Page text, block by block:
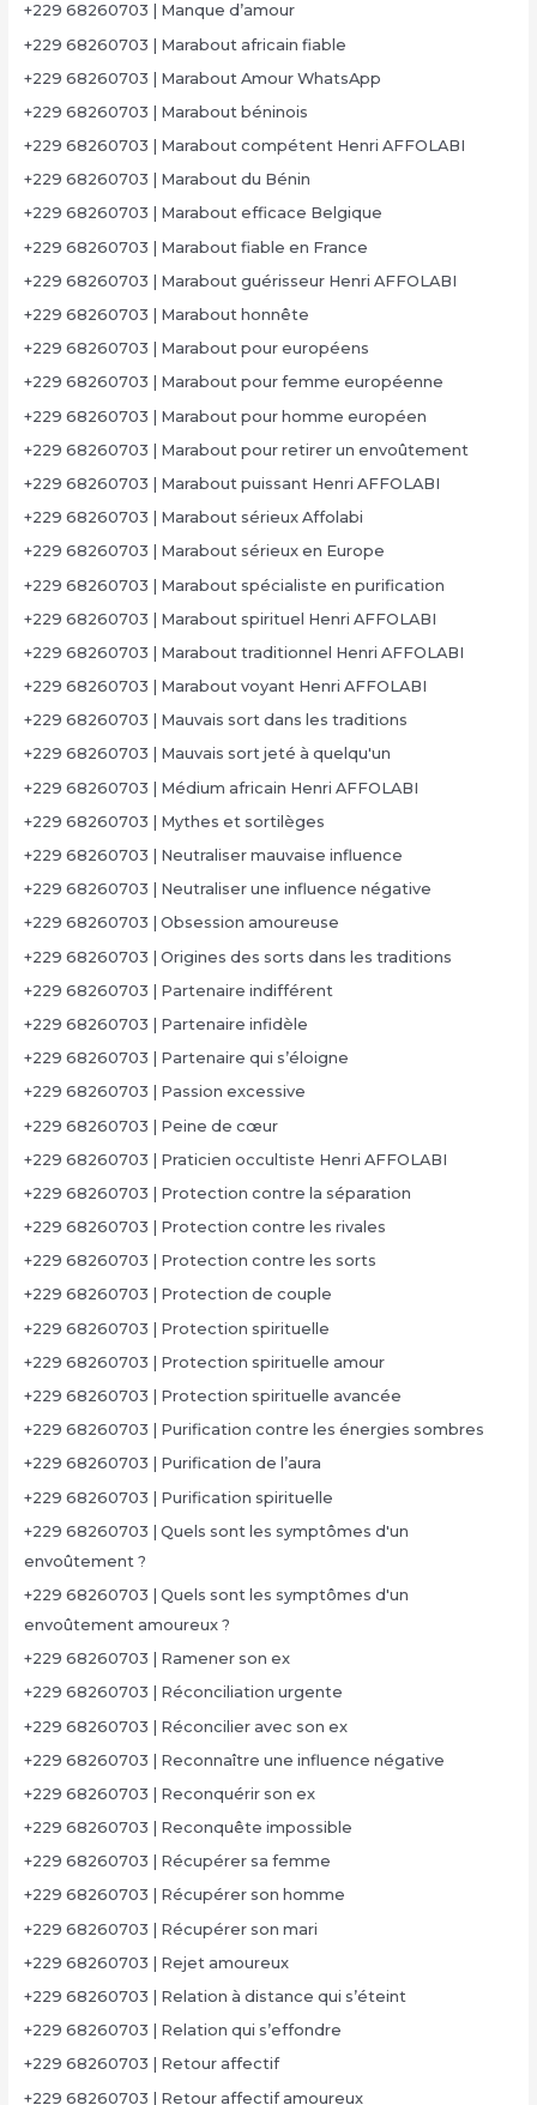
+229 68260703 | Manque d’amour
+229 68260703 | Marabout africain fiable
+229 68260703 | Marabout Amour WhatsApp
+229 68260703 | Marabout béninois
+229 68260703 | Marabout compétent Henri AFFOLABI
+229 68260703 | Marabout du Bénin
+229 68260703 | Marabout efficace Belgique
+229 68260703 | Marabout fiable en France
+229 68260703 | Marabout guérisseur Henri AFFOLABI
+229 68260703 | Marabout honnête
+229 68260703 | Marabout pour européens
+229 68260703 | Marabout pour femme européenne
+229 68260703 | Marabout pour homme européen
+229 68260703 | Marabout pour retirer un envoûtement
+229 68260703 | Marabout puissant Henri AFFOLABI
+229 68260703 | Marabout sérieux Affolabi
+229 68260703 | Marabout sérieux en Europe
+229 68260703 | Marabout spécialiste en purification
+229 68260703 | Marabout spirituel Henri AFFOLABI
+229 68260703 | Marabout traditionnel Henri AFFOLABI
+229 68260703 | Marabout voyant Henri AFFOLABI
+229 68260703 | Mauvais sort dans les traditions
+229 68260703 | Mauvais sort jeté à quelqu'un
+229 68260703 | Médium africain Henri AFFOLABI
+229 68260703 | Mythes et sortilèges
+229 68260703 | Neutraliser mauvaise influence
+229 68260703 | Neutraliser une influence négative
+229 68260703 | Obsession amoureuse
+229 68260703 | Origines des sorts dans les traditions
+229 68260703 | Partenaire indifférent
+229 68260703 | Partenaire infidèle
+229 68260703 | Partenaire qui s’éloigne
+229 68260703 | Passion excessive
+229 68260703 | Peine de cœur
+229 68260703 | Praticien occultiste Henri AFFOLABI
+229 68260703 | Protection contre la séparation
+229 68260703 | Protection contre les rivales
+229 68260703 | Protection contre les sorts
+229 68260703 | Protection de couple
+229 68260703 | Protection spirituelle
+229 68260703 | Protection spirituelle amour
+229 68260703 | Protection spirituelle avancée
+229 68260703 | Purification contre les énergies sombres
+229 68260703 | Purification de l’aura
+229 68260703 | Purification spirituelle
+229 68260703 | Quels sont les symptômes d'un
envoûtement ?
+229 68260703 | Quels sont les symptômes d'un
envoûtement amoureux ?
+229 68260703 | Ramener son ex
+229 68260703 | Réconciliation urgente
+229 68260703 | Réconcilier avec son ex
+229 68260703 | Reconnaître une influence négative
+229 68260703 | Reconquérir son ex
+229 68260703 | Reconquête impossible
+229 68260703 | Récupérer sa femme
+229 68260703 | Récupérer son homme
+229 68260703 | Récupérer son mari
+229 68260703 | Rejet amoureux
+229 68260703 | Relation à distance qui s’éteint
+229 68260703 | Relation qui s’effondre
+229 68260703 | Retour affectif
+229 68260703 | Retour affectif amoureux